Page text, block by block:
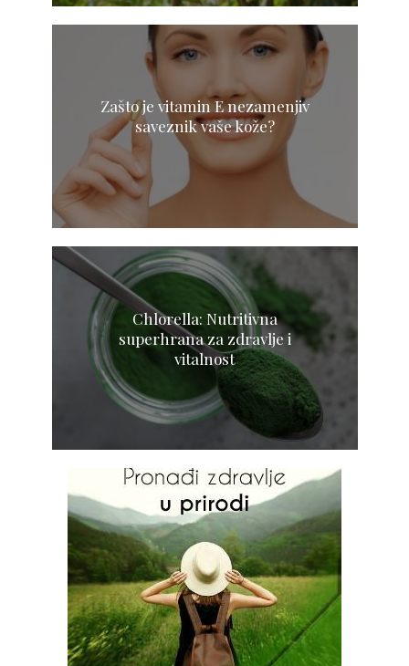
Zašto je vitamin E nezamenjiv
saveznik vaše kože?
Chlorella: Nutritivna
superhrana za zdravlje i
vitalnost